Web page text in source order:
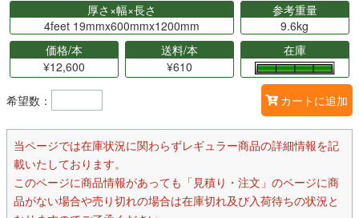
厚さ×幅×長さ
4feet 19mmx600mmx1200mm
参考重量
9.6kg
価格/本
¥12,600
送料/本
¥610
在庫
希望数： カートに追加
当ページでは在庫状況に関わらずレギュラー商品の詳細情報を記
載いたしております。
このページに商品情報があっても「見積り・注文」のページに商
品がない場合や売り切れの場合は在庫切れ及び入荷待ちの状況と